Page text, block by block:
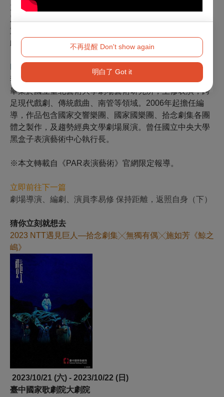
不再提醒 Don't show again
明白了 Got it
力調整劇場的呈現方式，也重新理解文學如何觸及更多民
眾、引入不同領域的知識，讓原本預設的框架能夠打破、
重組，不只是妥協，而是產生新的動能，藉由模擬與現代
戲劇的距離，遊走在不同創作領域的邊界。
BOX
李易修 趨勢教育基金會劇場總監，拾念劇集團長。
畢業於國立臺北藝術大學劇場藝術研究所，主修表演，跨
足現代戲劇、傳統戲曲、南管等領域。2006年起擔任編
導，作品包含國家交響樂團、國家國樂團、拾念劇集各團
體之製作，及趨勢經典文學劇場展演。曾任國立中央大學
黑盒子表演藝術中心執行長。
※本文轉載自《PAR表演藝術》官網限定報導。
立即前往下一篇
劇場導演、編劇、演員李易修 保持距離，返照自身（下）
猜你立刻就想去
2023 NTT遇見巨人—拾念劇集╳無獨有偶╳施如芳《鯨之
嶋》
2023/10/21 (六) - 2023/10/22 (日)
臺中國家歌劇院大劇院